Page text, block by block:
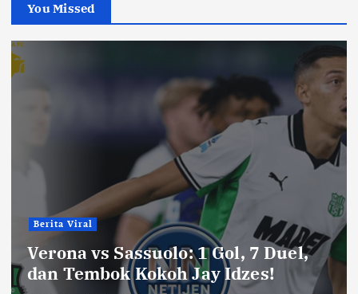
You Missed
Berita Viral
Verona vs Sassuolo: 1 Gol, 7 Duel,
dan Tembok Kokoh Jay Idzes!